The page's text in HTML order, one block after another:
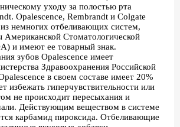
уходу за полостью рта
Opalescence, Rembrandt и Colgate
немногих отбеливающих систем,
Американской Стоматологической
и имеют ее товарный знак.
зубов Opalescence имеет
Здравоохранения Российской
в своем составе имеет 20%
избежать гиперчувствительности или
не происходит пересыхания и
Действующим веществом в системе
карбамид пироксида. Отбеливающие